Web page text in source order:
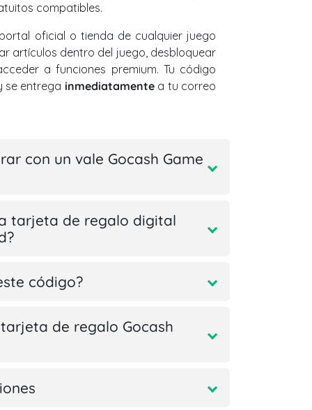
compatibles.
oficial o tienda de cualquier juego
artículos dentro del juego, desbloquear
a funciones premium. Tu código
se entrega inmediatamentea tu correo
con un vale Gocash Game
tarjeta de regalo digital
código?
de regalo Gocash